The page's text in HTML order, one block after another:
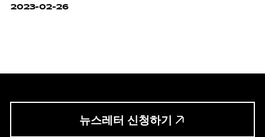
2023-02-26
뉴스레터 신청하기